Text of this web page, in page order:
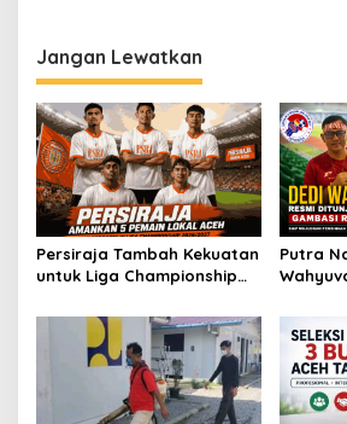
Jangan Lewatkan
Persiraja Tambah Kekuatan
untuk Liga Championship
Lokal Aceh Resmi Dikontrak
Putra
Aceh